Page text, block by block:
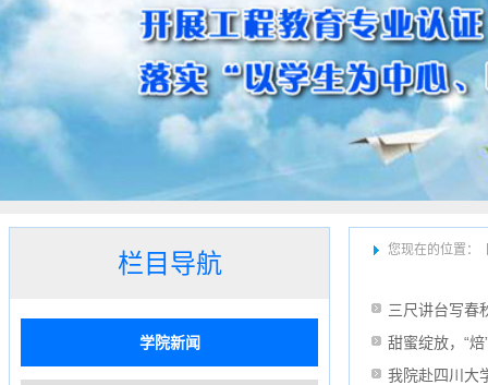
栏目导航
学院新闻
您现在的位置：
三尺讲台写春
甜蜜绽放，“
我院赴四川大